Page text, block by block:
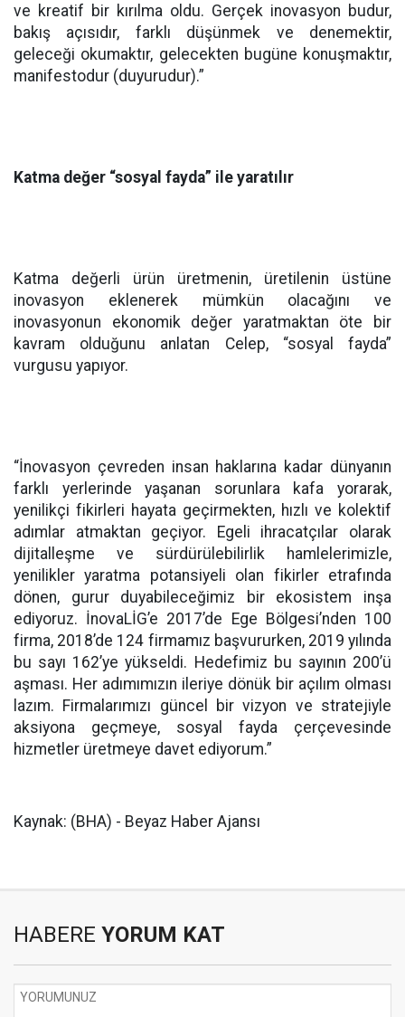
ve kreatif bir kırılma oldu. Gerçek inovasyon budur,
bakış açısıdır, farklı düşünmek ve denemektir,
geleceği okumaktır, gelecekten bugüne konuşmaktır,
manifestodur (duyurudur).”
Katma değer “sosyal fayda” ile yaratılır
Katma değerli ürün üretmenin, üretilenin üstüne
inovasyon eklenerek mümkün olacağını ve
inovasyonun ekonomik değer yaratmaktan öte bir
kavram olduğunu anlatan Celep, “sosyal fayda”
vurgusu yapıyor.
“İnovasyon çevreden insan haklarına kadar dünyanın
farklı yerlerinde yaşanan sorunlara kafa yorarak,
yenilikçi fikirleri hayata geçirmekten, hızlı ve kolektif
adımlar atmaktan geçiyor. Egeli ihracatçılar olarak
dijitalleşme ve sürdürülebilirlik hamlelerimizle,
yenilikler yaratma potansiyeli olan fikirler etrafında
dönen, gurur duyabileceğimiz bir ekosistem inşa
ediyoruz. İnovaLİG’e 2017’de Ege Bölgesi’nden 100
firma, 2018’de 124 firmamız başvururken, 2019 yılında
bu sayı 162’ye yükseldi. Hedefimiz bu sayının 200’ü
aşması. Her adımımızın ileriye dönük bir açılım olması
lazım. Firmalarımızı güncel bir vizyon ve stratejiyle
aksiyona geçmeye, sosyal fayda çerçevesinde
hizmetler üretmeye davet ediyorum.”
Kaynak: (BHA) - Beyaz Haber Ajansı
HABERE YORUM KAT